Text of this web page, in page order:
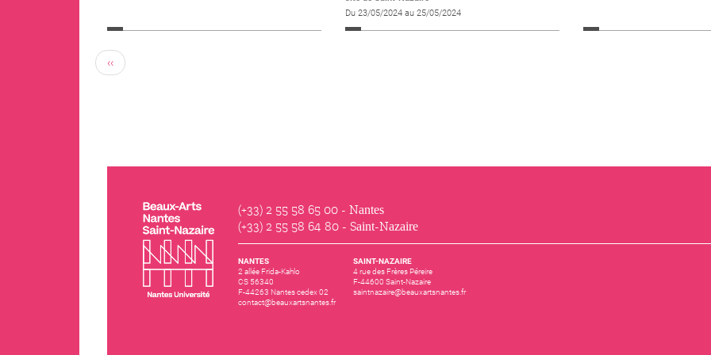
Du 23/05/2024 au 25/05/2024
‹‹
(+33) 2 55 58 65 00 - Nantes
(+33) 2 55 58 64 80 - Saint-Nazaire
NANTES
2 allée Frida-Kahlo
CS 56340
F-44263 Nantes cedex 02
contact@beauxartsnantes.fr
SAINT-NAZAIRE
4 rue des Frères Péreire
F-44600 Saint-Nazaire
saintnazaire@beauxartsnantes.fr